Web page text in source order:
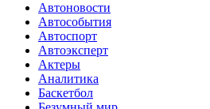
Автоновости
Автособытия
Автоспорт
Автоэксперт
Актеры
Аналитика
Баскетбол